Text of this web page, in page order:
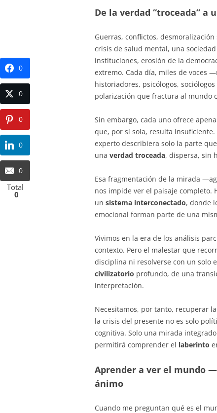
De la verdad “troceada” a
Guerras, conflictos,
crisis de salud mental, una
instituciones, erosión de la
extremo. Cada día, miles de voces
historiadores, psicólogos,
polarización que fractura al mundo
Sin embargo, cada uno ofrece
que, por sí sola, resulta
experto describiera solo la parte
una verdad troceada, dispersa, sin
Esa fragmentación de la mirada
nos impide ver el paisaje completo.
un sistema interconectado, donde
emocional forman parte de una
Vivimos en la era de los análisis
contexto. Pero el malestar que
disciplina ni resolverse con un solo
civilizatorio profundo, de una
interpretación.
Necesitamos, por tanto, recuperar la
la crisis del presente no es solo
cognitiva. Solo una mirada
permitirá comprender el laberinto
Aprender a ver el mundo
ánimo
Cuando me preguntan qué es el
0
0
0
0
0
Total
0